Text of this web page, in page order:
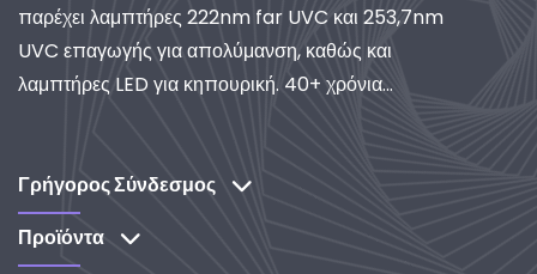
παρέχει λαμπτήρες 222nm far UVC και 253,7nm
UVC επαγωγής για απολύμανση, καθώς και
λαμπτήρες LED για κηπουρική. 40+ χρόνια
και καθαρισμού. Ανακαλύψτε τις λύσεις μας με
έμφαση στην έρευνα και ανάπτυξη.
Γρήγορος Σύνδεσμος
Προϊόντα